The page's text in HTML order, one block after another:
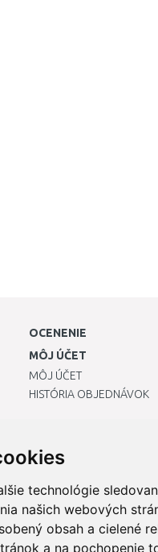
technológie
našich webových
obsah a cielené
a na pochopenie
OCENENIE
MÔJ ÚČET
MÔJ ÚČET
HISTÓRIA OBJEDNÁVOK